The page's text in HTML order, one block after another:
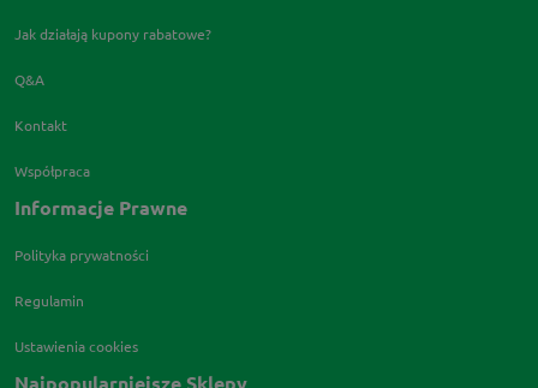
Jak działają kupony rabatowe?
Q&A
Kontakt
Współpraca
Informacje Prawne
Polityka prywatności
Regulamin
Ustawienia cookies
Najpopularniejsze Sklepy